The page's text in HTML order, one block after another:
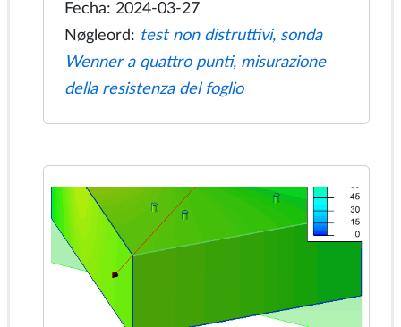
Misura della resistenza della lamiera a
quattro sonde
utilizzato per misurare la resistenza del
foglio sottile. Questo metodo è simile al
metodo dell'array Wenner. Ma qui si
tratta di un esemplare di dimensioni
limitate. Quindi le correzioni
all'equazione dovrebbero essere